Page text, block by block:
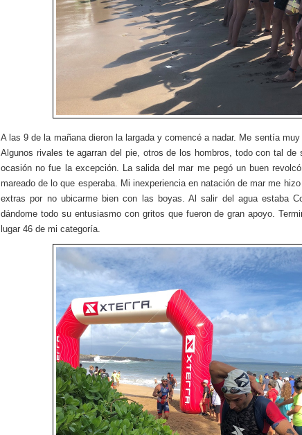
A las 9 de la mañana dieron la largada y comencé a nadar. Me sentía
Algunos rivales te agarran del pie, otros de los hombros, todo con tal de
ocasión no fue la excepción. La salida del mar me pegó un buen
mareado de lo que esperaba. Mi inexperiencia en natación de mar me
extras por no ubicarme bien con las boyas. Al salir del agua estaba
dándome todo su entusiasmo con gritos que fueron de gran apoyo.
lugar 46 de mi categoría.